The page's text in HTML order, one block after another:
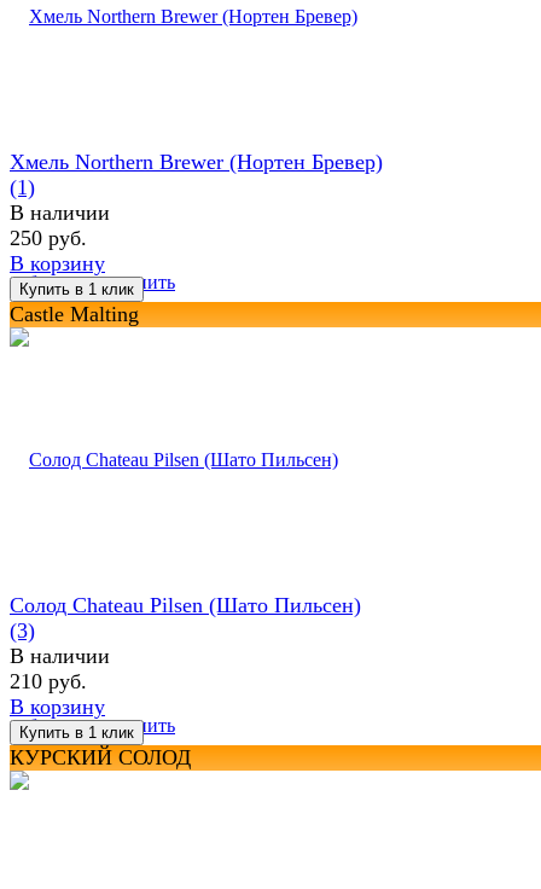
избранное сравнить
Хмель Northern Brewer (Нортен Бревер)
(1)
В наличии
250 руб.
В корзину
Castle Malting
избранное сравнить
Солод Chateau Pilsen (Шато Пильсен)
(3)
В наличии
210 руб.
В корзину
КУРСКИЙ СОЛОД